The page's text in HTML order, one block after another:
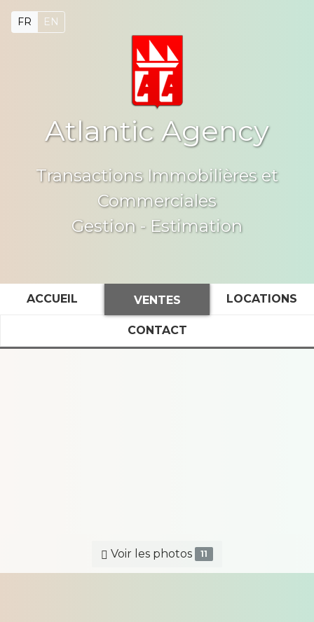
Atlantic Agency
Transactions Immobilières et
Commerciales
Gestion - Estimation
ACCUEIL VENTES LOCATIONS
CONTACT
FR EN
Voir les photos 11